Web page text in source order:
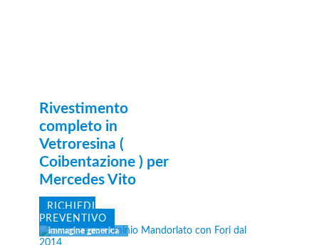
Rivestimento
completo in
Vetroresina (
Coibentazione ) per
Mercedes Vito
RICHIEDI
PREVENTIVO